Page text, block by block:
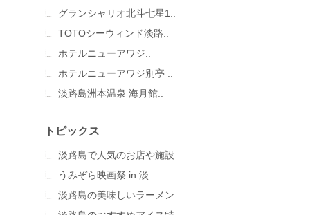
グランシャリオ北斗七星1..
TOTOシーウィンド淡路..
ホテルニューアワジ..
ホテルニューアワジ別亭 ..
淡路島洲本温泉 海月館..
トピックス
淡路島で人気のお店や施設..
うみぞら映画祭 in 淡..
淡路島の美味しいラーメン..